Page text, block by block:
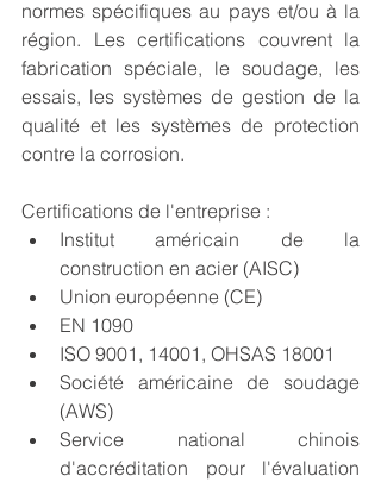
normes spécifiques au pays et/ou à la
région. Les certifications couvrent la
fabrication spéciale, le soudage, les
essais, les systèmes de gestion de la
qualité et les systèmes de protection
contre la corrosion.
Certifications de l'entreprise :
Institut américain de la
construction en acier (AISC)
Union européenne (CE)
EN 1090
ISO 9001, 14001, OHSAS 18001
Société américaine de soudage
(AWS)
Service national chinois
d'accréditation pour l'évaluation